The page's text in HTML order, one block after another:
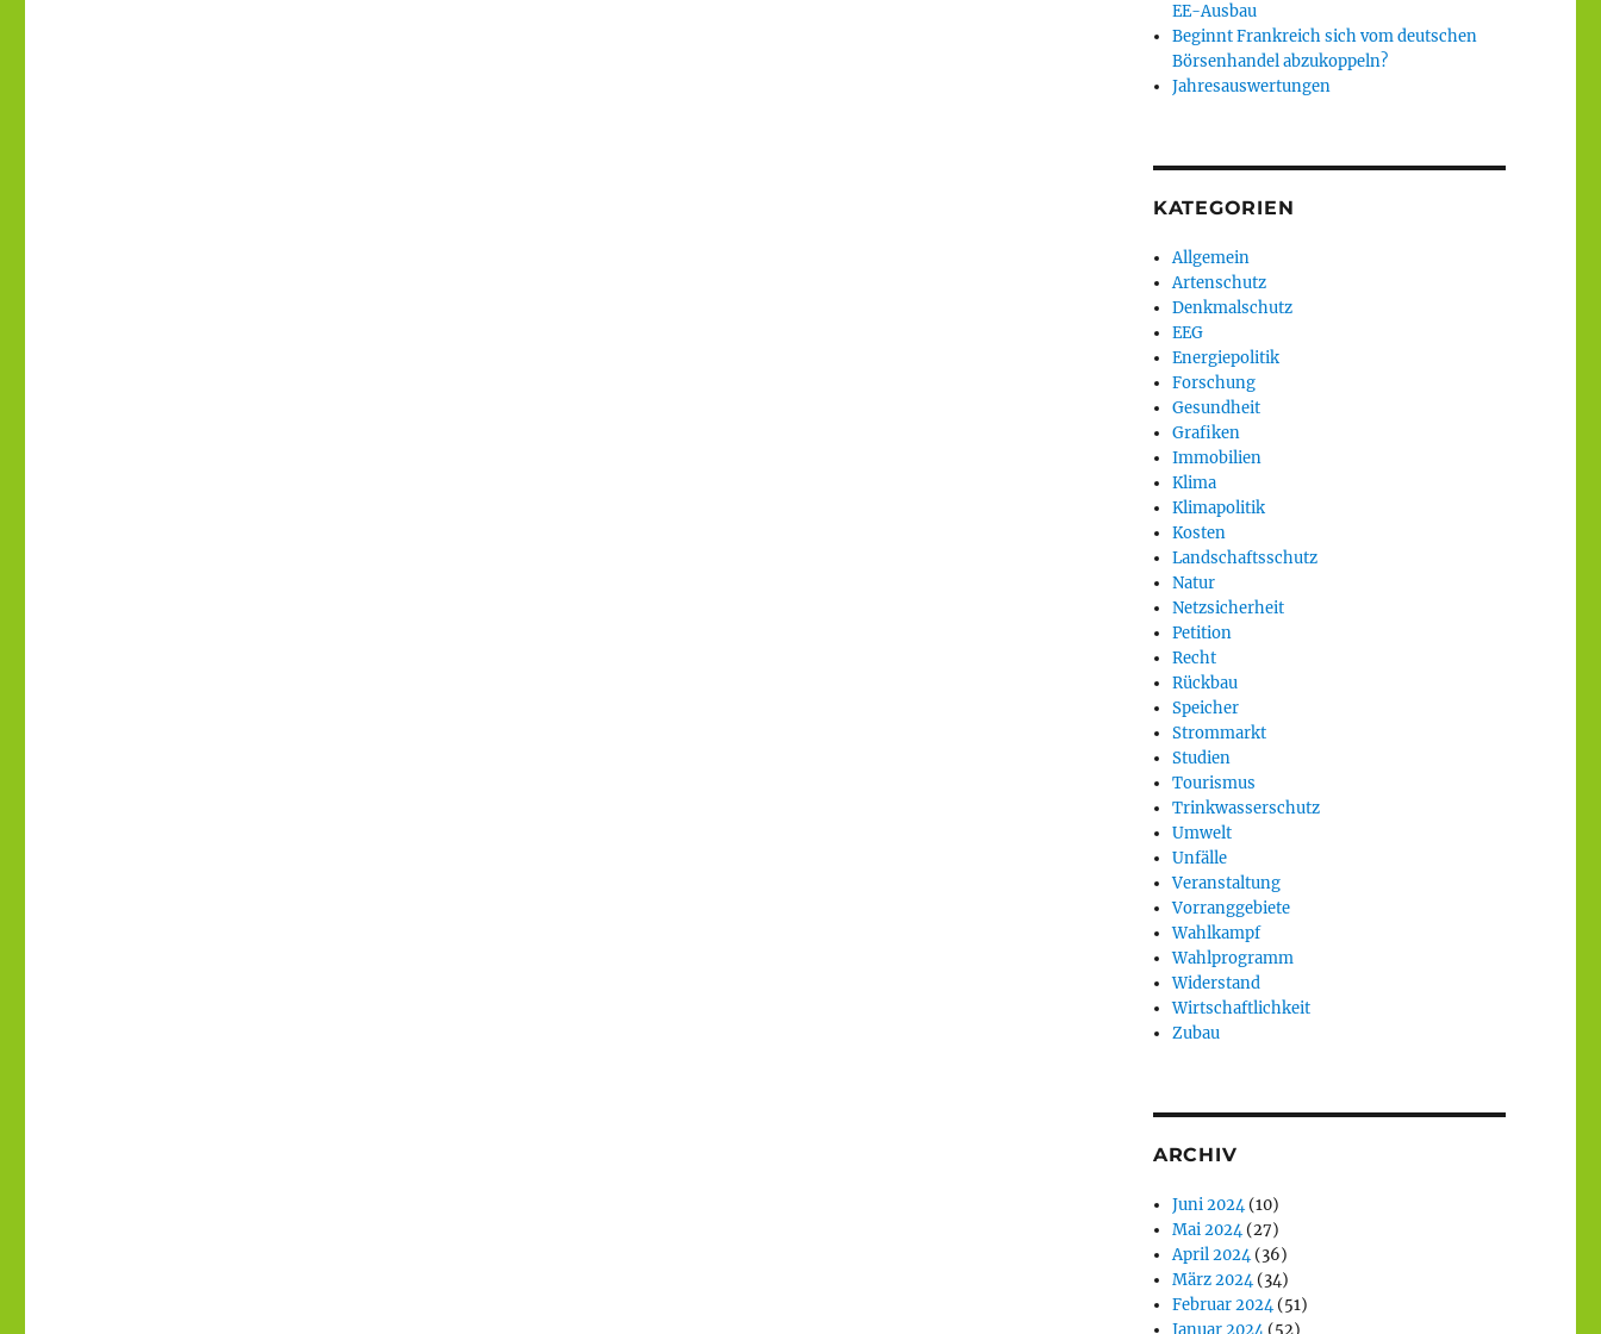
EE-Ausbau
Beginnt Frankreich sich vom deutschen
Börsenhandel abzukoppeln?
Jahresauswertungen
KATEGORIEN
Allgemein
Artenschutz
Denkmalschutz
EEG
Energiepolitik
Forschung
Gesundheit
Grafiken
Immobilien
Klima
Klimapolitik
Kosten
Landschaftsschutz
Natur
Netzsicherheit
Petition
Recht
Rückbau
Speicher
Strommarkt
Studien
Tourismus
Trinkwasserschutz
Umwelt
Unfälle
Veranstaltung
Vorranggebiete
Wahlkampf
Wahlprogramm
Widerstand
Wirtschaftlichkeit
Zubau
ARCHIV
Juni 2024(10)
Mai 2024(27)
April 2024(36)
März 2024(34)
Februar 2024(51)